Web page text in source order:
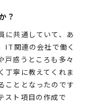
？
に共通していて、あ
IT関連の会社で働く
戸惑うところも多々
丁寧に教えてくれま
こととなったのです
スト項目の作成で